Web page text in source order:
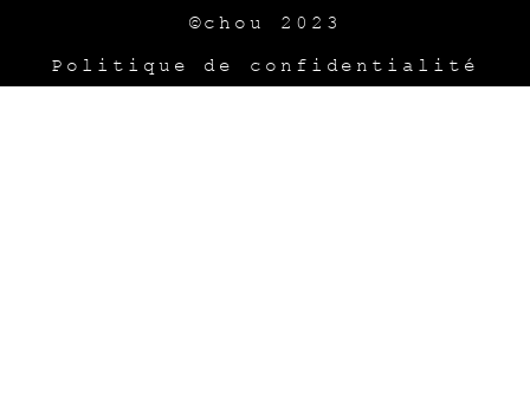
©chou 2023
Politique de confidentialité